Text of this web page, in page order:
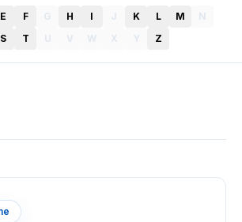
E F G H I J K L M
N
S T U V W X Y Z